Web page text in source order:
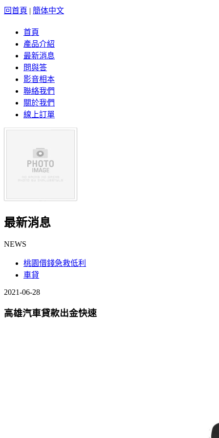
回首頁 | 簡体中文
首頁
產品介紹
最新消息
問與答
影音相本
聯絡我們
關於我們
線上訂單
最新消息
NEWS
桃園借錢急救低利
車貸
2021-06-28
高雄汽車貸款出金快速